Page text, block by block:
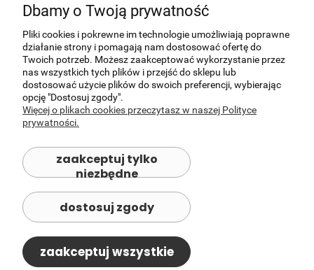
MOJE KONTO
PŁATNOŚCI I DOSTAWA
INFORMACJE
Monitoring dopasowany do Twoich
potrzeb
Nie wiesz, która kamera Reolink będzie najlepszym
Pomożemy dobrać rozwiązanie dopasowane do Twojego
domu, posesji lub firmy.
Dbamy o Twoją prywatność
Pliki cookies i pokrewne im technologie umożliwiają poprawne
działanie strony i pomagają nam dostosować ofertę do
Twoich potrzeb. Możesz zaakceptować wykorzystanie przez
nas wszystkich tych plików i przejść do sklepu lub
dostosować użycie plików do swoich preferencji, wybierając
opcję "Dostosuj zgody".
Więcej o plikach cookies przeczytasz w naszej Polityce
prywatności.
zaakceptuj tylko
niezbędne
dostosuj zgody
zaakceptuj wszystkie